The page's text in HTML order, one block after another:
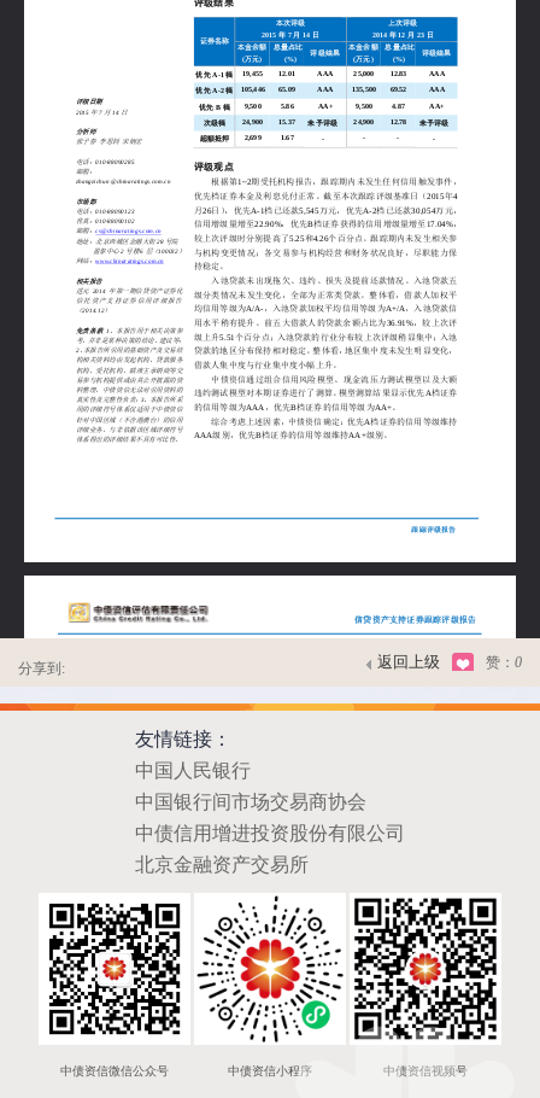
分享到: 返回上级 赞： 0
友情链接：
中国人民银行
中国银行间市场交易商协会
中债信用增进投资股份有限公司
北京金融资产交易所
中债资信微信公众号 中债资信小程序 中债资信视频号